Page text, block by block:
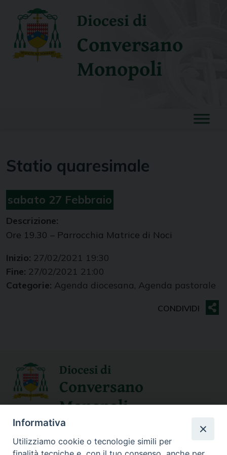
content
Diocesi di
Conversano
Monopoli
Statio quaresimale
sabato 27 Febbraio
Descrizione:
Ore 19.30 – Parrocchia Matrice di Noci
Inizio: 27/02/2021 19:30
Fine: 27/02/2021 21:00
Categorie: Agenda diocesana, Agenda pastorale
Diocesi di
Conversano
Monopoli
SEGUICI SU
Informativa
Utilizziamo cookie o tecnologie simili per